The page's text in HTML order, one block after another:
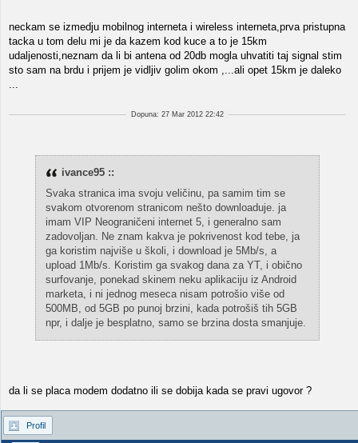
neckam se izmedju mobilnog interneta i wireless interneta,prva pristupna
tacka u tom delu mi je da kazem kod kuce a to je 15km
udaljenosti,neznam da li bi antena od 20db mogla uhvatiti taj signal stim
sto sam na brdu i prijem je vidljiv golim okom ,...ali opet 15km je daleko
...
Dopuna: 27 Mar 2012 22:42
ivance95 ::
Svaka stranica ima svoju veličinu, pa samim tim se
svakom otvorenom stranicom nešto downloaduje. ja
imam VIP Neograničeni internet 5, i generalno sam
zadovoljan. Ne znam kakva je pokrivenost kod tebe, ja
ga koristim najviše u školi, i download je 5Mb/s, a
upload 1Mb/s. Koristim ga svakog dana za YT, i obično
surfovanje, ponekad skinem neku aplikaciju iz Android
marketa, i ni jednog meseca nisam potrošio više od
500MB, od 5GB po punoj brzini, kada potrošiš tih 5GB
npr, i dalje je besplatno, samo se brzina dosta smanjuje.
da li se placa modem dodatno ili se dobija kada se pravi ugovor ?
Profil